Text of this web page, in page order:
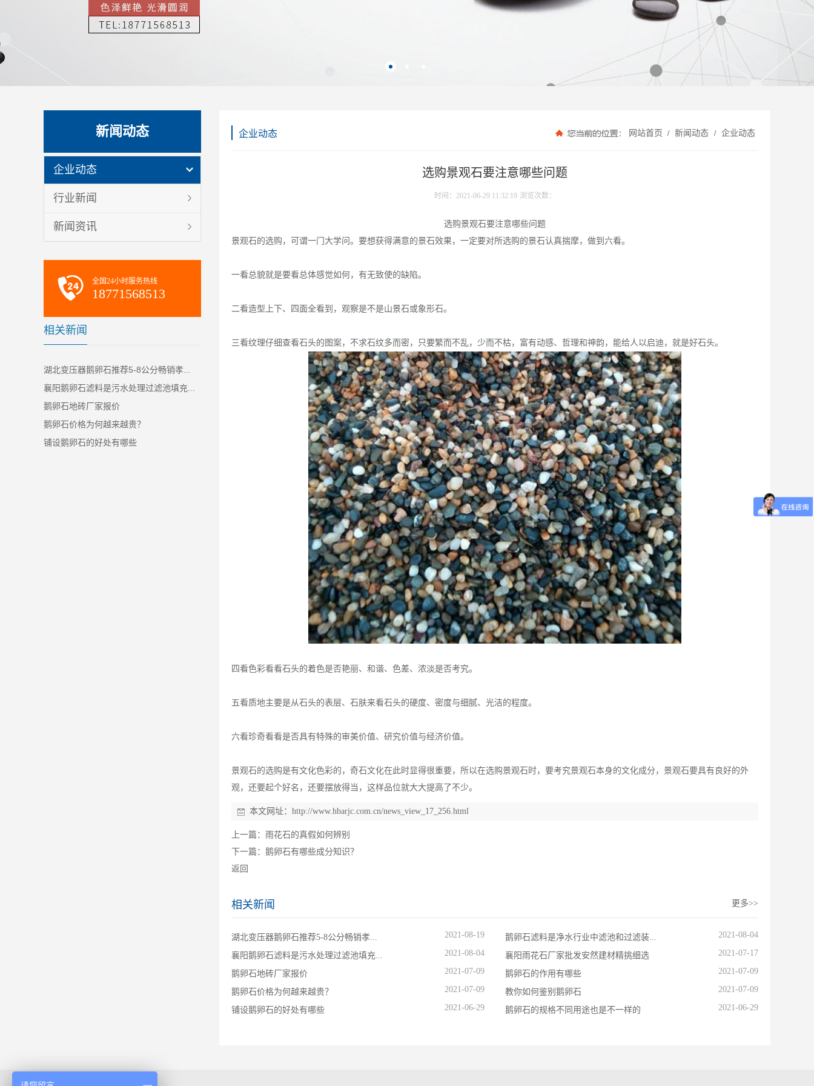
新闻动态
企业动态
行业新闻
新闻资讯
全国24小时服务热线
18771568513
相关新闻
湖北变压器鹅卵石推荐5-8公分畅销孝... 2021-08-19 鹅卵石滤料是净水行业中滤池和过滤装...
襄阳鹅卵石滤料是污水处理过滤池填充...
2021-08-04 襄阳雨花石厂家批发安然建材精挑细选
鹅卵石地砖厂家报价
2021-07-09 鹅卵石的作用有哪些
鹅卵石价格为何越来越贵？
2021-07-09 教你如何鉴别鹅卵石
铺设鹅卵石的好处有哪些
2021-06-29 鹅卵石的规格不同用途也是不一样的
企业动态 网站首页 / 新闻动态 / 企业动态
选购景观石要注意哪些问题
时间：2021-06-29 11:32:19 浏览次数：
选购景观石要注意哪些问题
景观石的选购，可谓一门大学问。要想获得满意的景石效果，一定要对所选购的景石认真揣摩，做到六看。
一看总貌就是要看总体感觉如何，有无致使的缺陷。
二看造型上下、四面全看到，观察是不是山景石或象形石。
三看纹理仔细查看石头的图案，不求石纹多而密，只要繁而不乱，少而不枯，富有动感、哲理和神韵，能给人以启迪，就是好石头。
四看色彩看看石头的着色是否艳丽、和谐、色差、浓淡是否考究。
五看质地主要是从石头的表层、石肤来看石头的硬度、密度与细腻、光洁的程度。
六看珍奇看看是否具有特殊的审美价值、研究价值与经济价值。
景观石的选购是有文化色彩的，奇石文化在此时显得很重要，所以在选购景观石时，要考究景观石本身的文化成分，景观石要具有良好的外
观，还要起个好名，还要摆放得当，这样品位就大大提高了不少。
本文网址： http://www.hbarjc.com.cn/news_view_17_256.html
上一篇： 雨花石的真假如何辨别
下一篇： 鹅卵石有哪些成分知识？
返回
相关新闻 更多>>
湖北变压器鹅卵石推荐5-8公分畅销孝... 2021-08-19 鹅卵石滤料是净水行业中滤池和过滤装... 2021-08-04
襄阳鹅卵石滤料是污水处理过滤池填充... 2021-08-04 襄阳雨花石厂家批发安然建材精挑细选 2021-07-17
鹅卵石地砖厂家报价 2021-07-09 鹅卵石的作用有哪些 2021-07-09
鹅卵石价格为何越来越贵？ 2021-07-09 教你如何鉴别鹅卵石 2021-07-09
铺设鹅卵石的好处有哪些 2021-06-29 鹅卵石的规格不同用途也是不一样的 2021-06-29